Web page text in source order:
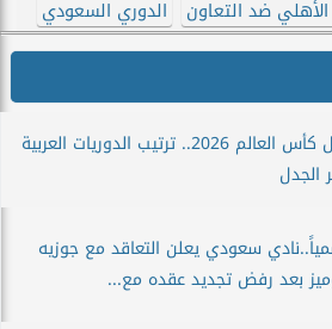
ضد التعاون
الدوري السعودي
قبل كأس العالم 2026.. ترتيب الدوريات العربية
الجدل
سعودي يعلن التعاقد مع جوزيه
بعد رفض تجديد عقده مع...